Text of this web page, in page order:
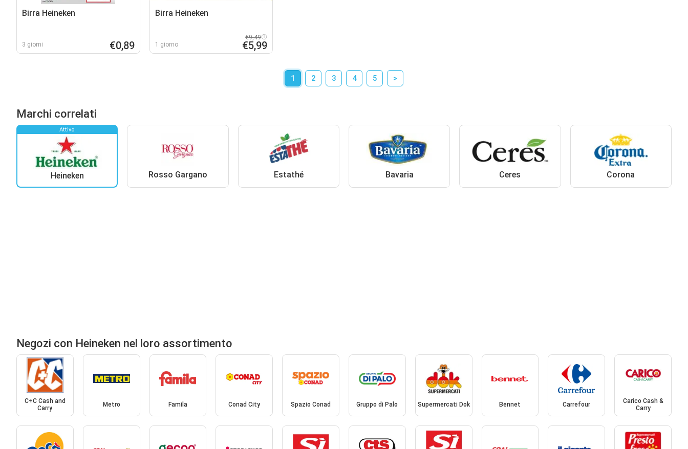
Birra Heineken
3 giorni €0,89
Birra Heineken
1 giorno
€9,49
€5,99
1 2 3 4 5 >
Marchi correlati
Attivo
Heineken Rosso Gargano Estathé Bavaria Ceres Corona
Negozi con Heineken nel loro assortimento
C+C Cash and
Carry
Metro Famila Conad City Spazio Conad Gruppo di Palo Supermercati Dok Bennet Carrefour
Carico Cash &
Carry